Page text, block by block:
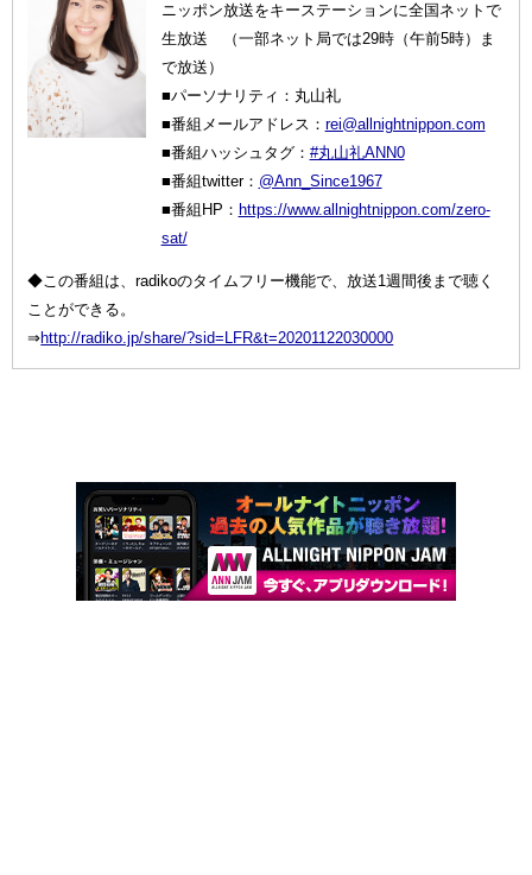
ニッポン放送をキーステーションに全国ネットで
生放送 （一部ネット局では29時（午前5時）ま
で放送）
■パーソナリティ：丸山礼
■番組メールアドレス： rei@allnightnippon.com
■番組ハッシュタグ： #丸山礼ANN0
■番組twitter： @Ann_Since1967
■番組HP： https://www.allnightnippon.com/zero-
sat/
◆この番組は、radikoのタイムフリー機能で、放送1週間後まで聴く
ことができる。
⇒http://radiko.jp/share/?sid=LFR&t=20201122030000